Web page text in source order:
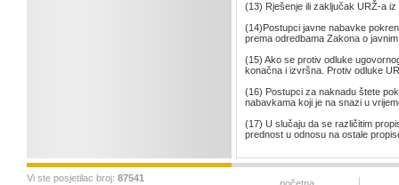
(13) Rješenje ili zaključak URŽ-a
(14)Postupci javne nabavke
prema odredbama Zakona o
(15) Ako se protiv odluke
konačna i izvršna. Protiv odluke
(16) Postupci za naknadu štete
nabavkama koji je na snazi u
(17) U slučaju da se različitim
prednost u odnosu na ostale
Vi ste posjetilac broj: 87541